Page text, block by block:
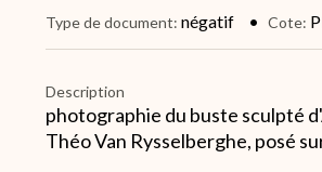
Type de document négatif Cote
Description
photographie du buste sculpté
Théo Van Rysselberghe, posé